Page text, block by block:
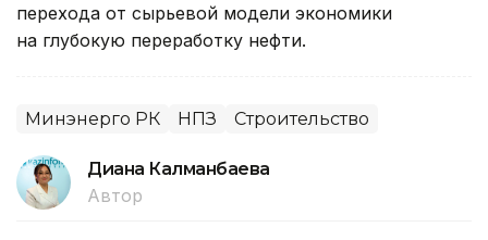
перехода от сырьевой модели экономики
на глубокую переработку нефти.
Минэнерго РК НПЗ Строительство
Диана Калманбаева
Автор